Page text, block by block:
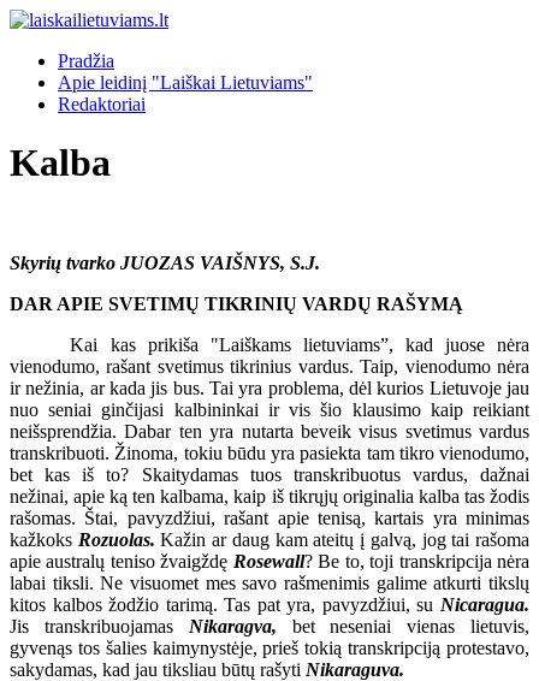
Pradžia
Apie leidinį "Laiškai Lietuviams"
Redaktoriai
Kalba
Skyrių tvarko JUOZAS VAIŠNYS, S.J.
DAR APIE SVETIMŲ TIKRINIŲ VARDŲ RAŠYMĄ
Kai kas prikiša "Laiškams lietuviams”, kad juose nėra
vienodumo, rašant svetimus tikrinius vardus. Taip, vienodumo nėra
ir nežinia, ar kada jis bus. Tai yra problema, dėl kurios Lietuvoje jau
nuo seniai ginčijasi kalbininkai ir vis šio klausimo kaip reikiant
neišsprendžia. Dabar ten yra nutarta beveik visus svetimus vardus
transkribuoti. Žinoma, tokiu būdu yra pasiekta tam tikro vienodumo,
bet kas iš to? Skaitydamas tuos transkribuotus vardus, dažnai
nežinai, apie ką ten kalbama, kaip iš tikrųjų originalia kalba tas žodis
rašomas. Štai, pavyzdžiui, rašant apie tenisą, kartais yra minimas
kažkoks Rozuolas. Kažin ar daug kam ateitų į galvą, jog tai rašoma
apie australų teniso žvaigždę Rosewall? Be to, toji transkripcija nėra
labai tiksli. Ne visuomet mes savo rašmenimis galime atkurti tikslų
kitos kalbos žodžio tarimą. Tas pat yra, pavyzdžiui, su Nicaragua.
Jis transkribuojamas Nikaragva, bet neseniai vienas lietuvis,
gyvenąs tos šalies kaimynystėje, prieš tokią transkripciją protestavo,
sakydamas, kad jau tiksliau būtų rašyti Nikaraguva.